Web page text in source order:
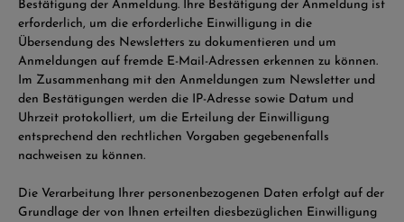
Bestätigung der Anmeldung. Ihre Bestätigung der Anmeldung ist
erforderlich, um die erforderliche Einwilligung in die
Übersendung des Newsletters zu dokumentieren und um
Anmeldungen auf fremde E-Mail-Adressen erkennen zu können.
Im Zusammenhang mit den Anmeldungen zum Newsletter und
den Bestätigungen werden die IP-Adresse sowie Datum und
Uhrzeit protokolliert, um die Erteilung der Einwilligung
entsprechend den rechtlichen Vorgaben gegebenenfalls
nachweisen zu können.
Die Verarbeitung Ihrer personenbezogenen Daten erfolgt auf der
Grundlage der von Ihnen erteilten diesbezüglichen Einwilligung